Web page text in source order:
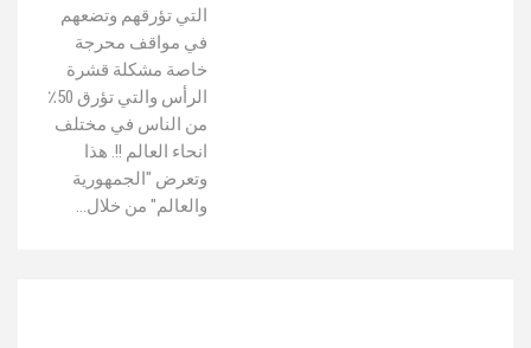
التي تؤرقهم وتضعهم
في مواقف محرجة
خاصة مشكلة قشرة
الرأس والتي تؤرق 50٪
من الناس في مختلف
انحاء العالم !!. هذا
وتعرض "الجمهورية
والعالم" من خلال…